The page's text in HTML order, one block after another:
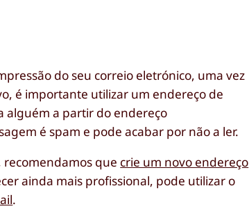
do seu correio eletrónico, uma vez
é importante utilizar um endereço de
alguém a partir do endereço
é spam e pode acabar por não a ler.
recomendamos que crie um novo endereço
ainda mais profissional, pode utilizar o
.